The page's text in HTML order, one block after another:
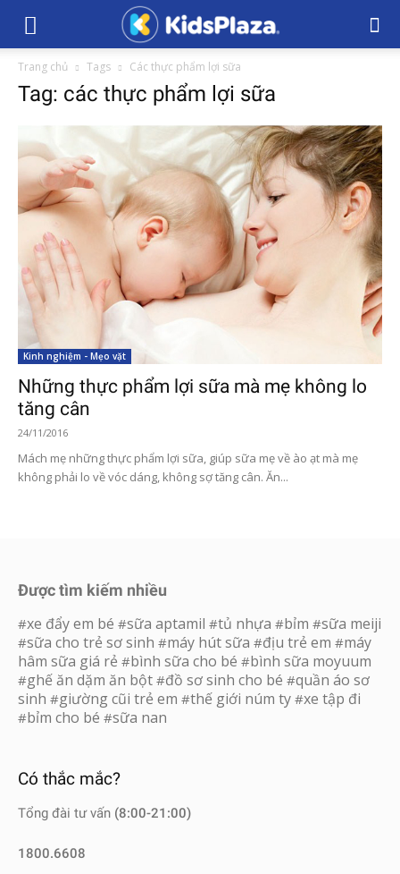
Trang chủ Tags Các thực phẩm lợi sữa
Tag: các thực phẩm lợi sữa
Kinh nghiệm - Mẹo vặt
Những thực phẩm lợi sữa mà mẹ không lo
tăng cân
24/11/2016
Mách mẹ những thực phẩm lợi sữa, giúp sữa mẹ về ào ạt mà mẹ
không phải lo về vóc dáng, không sợ tăng cân. Ăn...
Được tìm kiếm nhiều
#xe đẩy em bé #sữa aptamil #tủ nhựa #bỉm #sữa meiji
#sữa cho trẻ sơ sinh #máy hút sữa #địu trẻ em #máy
hâm sữa giá rẻ #bình sữa cho bé #bình sữa moyuum
#ghế ăn dặm ăn bột #đồ sơ sinh cho bé #quần áo sơ
sinh #giường cũi trẻ em #thế giới núm ty #xe tập đi
#bỉm cho bé #sữa nan
Có thắc mắc?
Tổng đài tư vấn (8:00-21:00)
1800.6608